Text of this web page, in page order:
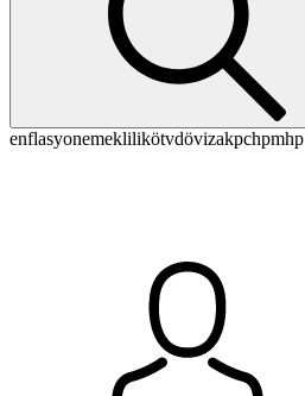
enflasyonemeklilikötvdövizakpchpmhp